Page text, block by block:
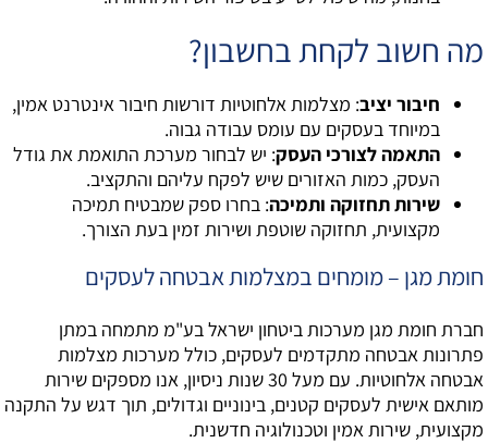
מה חשוב לקחת בחשבון?
חיבור יציב: מצלמות אלחוטיות דורשות חיבור אינטרנט אמין,
במיוחד בעסקים עם עומס עבודה גבוה.
התאמה לצורכי העסק: יש לבחור מערכת התואמת את גודל
העסק, כמות האזורים שיש לפקח עליהם והתקציב.
שירות תחזוקה ותמיכה: בחרו ספק שמבטיח תמיכה
מקצועית, תחזוקה שוטפת ושירות זמין בעת הצורך.
חומת מגן – מומחים במצלמות אבטחה לעסקים
חברת חומת מגן מערכות ביטחון ישראל בע"מ מתמחה במתן
פתרונות אבטחה מתקדמים לעסקים, כולל מערכות מצלמות
אבטחה אלחוטיות. עם מעל 30 שנות ניסיון, אנו מספקים שירות
מותאם אישית לעסקים קטנים, בינוניים וגדולים, תוך דגש על התקנה
מקצועית, שירות אמין וטכנולוגיה חדשנית.